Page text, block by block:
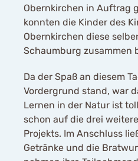
Obernkirchen in Auftrag
konnten die Kinder des
Obernkirchen diese
Schaumburg zusammen
Da der Spaß an diesem
Vordergrund stand, war
Lernen in der Natur ist
schon auf die drei
Projekts. Im Anschluss
Getränke und die